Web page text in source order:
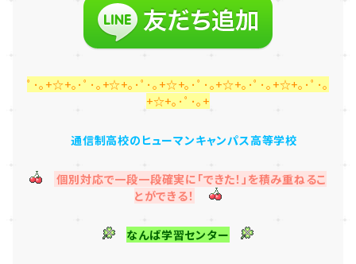
ﾟ･｡+☆+｡･ﾟ･｡+☆+｡･ﾟ･｡+☆+｡･ﾟ･｡+☆+｡･ﾟ･｡+☆+｡･ﾟ･｡
+☆+｡･ﾟ･｡+
通信制高校のヒューマンキャンパス高等学校
個別対応で一段一段確実に「できた！」を積み重ねるこ
とができる！
なんば学習センター